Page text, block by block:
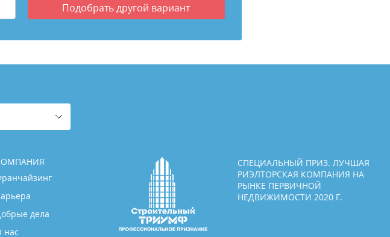
Подобратьдругой вариант
дела
нас
СПЕЦИАЛЬНЫЙ ПРИЗ. ЛУЧШАЯ
РИЭЛТОРСКАЯ КОМПАНИЯ НА
РЫНКЕ ПЕРВИЧНОЙ
НЕДВИЖИМОСТИ 2020 Г.